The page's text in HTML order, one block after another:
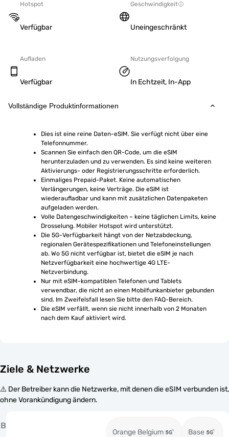
Hotspot
Verfügbar
Geschwindigkeit
Uneingeschränkt
Aufladen
Verfügbar
Nutzungsverfolgung
In Echtzeit, In-App
Vollständige Produktinformationen
Dies ist eine reine Daten-eSIM. Sie verfügt nicht über eine
Telefonnummer.
Scannen Sie einfach den QR-Code, um die eSIM
herunterzuladen und zu verwenden. Es sind keine weiteren
Aktivierungs- oder Registrierungsschritte erforderlich.
Einmaliges Prepaid-Paket. Keine automatischen
Verlängerungen, keine Verträge. Die eSIM ist
wiederaufladbar und kann mit zusätzlichen Datenpaketen
aufgeladen werden.
Volle Datengeschwindigkeiten – keine täglichen Limits, keine
Drosselung. Mobiler Hotspot wird unterstützt.
Die 5G-Verfügbarkeit hängt von der Netzabdeckung,
regionalen Gerätespezifikationen und Telefoneinstellungen
ab. Wo 5G nicht verfügbar ist, bietet die eSIM je nach
Netzverfügbarkeit eine hochwertige 4G LTE-
Netzverbindung.
Nur mit eSIM-kompatiblen Telefonen und Tablets
verwendbar, die nicht an einen Mobilfunkanbieter gebunden
sind. Im Zweifelsfall lesen Sie bitte den FAQ-Bereich.
Die eSIM verfällt, wenn sie nicht innerhalb von 2 Monaten
nach dem Kauf aktiviert wird.
Ziele & Netzwerke
⚠️ Der Betreiber kann die Netzwerke, mit denen die eSIM verbunden ist,
ohne Vorankündigung ändern.
B
Orange Belgium Base